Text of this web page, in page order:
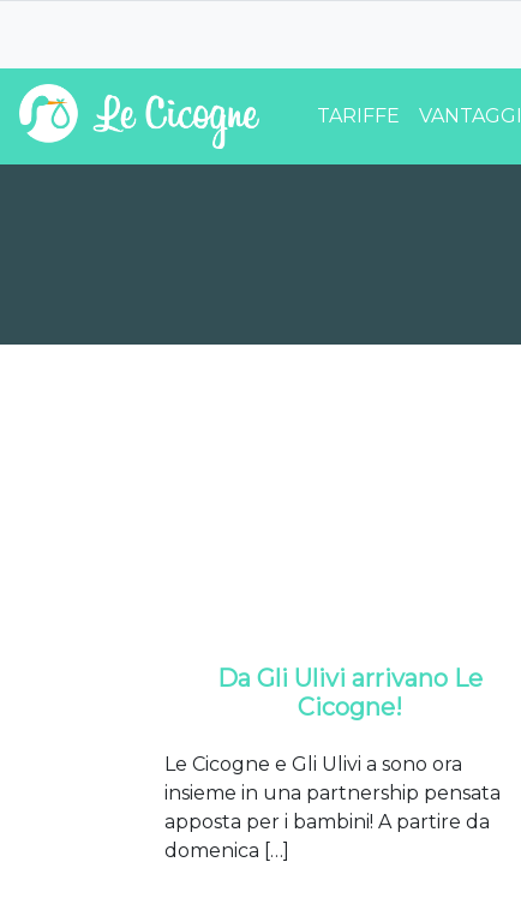
TARIFFE VANTAGGI
Da Gli Ulivi arrivano Le
Cicogne!
Le Cicogne e Gli Ulivi a sono ora
insieme in una partnership pensata
apposta per i bambini! A partire da
domenica […]